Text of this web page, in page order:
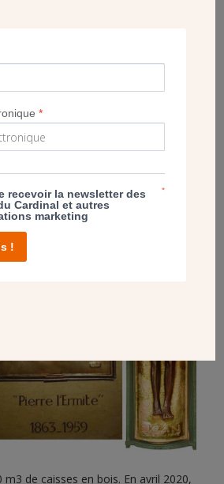
BARRIOT : 500 PIÈCES
de caisses en bois. En avril 2020,
*
recevoir la newsletter des
Cardinal et autres
marketing
*
!